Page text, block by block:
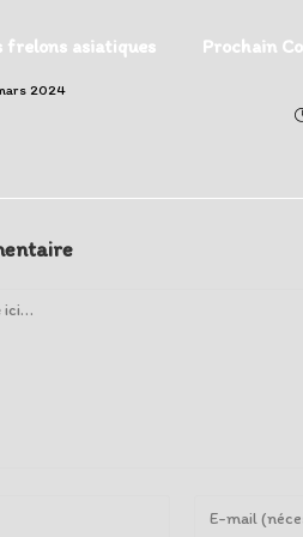
frelons asiatiques
2024
Prochain